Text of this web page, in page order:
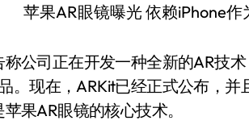
公司正在开发一种全新的AR技
。现在，ARKit已经正式公布，并
果AR眼镜的核心技术。